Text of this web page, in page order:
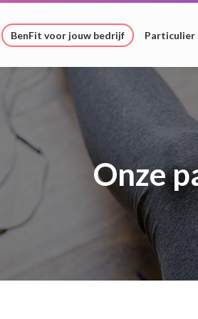
BenFit voor jouw bedrijf Particulier
Onze